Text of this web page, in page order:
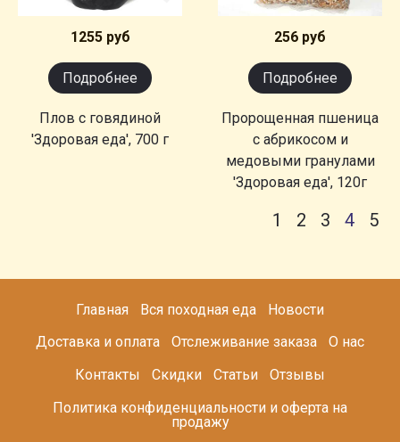
1255 руб
Подробнее
Плов с говядиной
'Здоровая еда', 700 г
256 руб
Подробнее
Пророщенная пшеница
с абрикосом и
медовыми гранулами
'Здоровая еда', 120г
1 2 3 4 5
Главная Вся походная еда
Новости
Доставка и оплата
Отслеживание заказа
О нас
Контакты
Скидки Статьи
Отзывы
Политика конфиденциальности и оферта на
продажу